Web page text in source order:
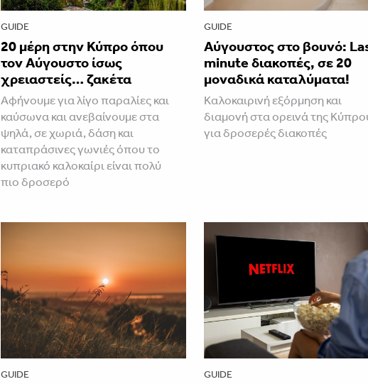
GUIDE
20 μέρη στην Κύπρο όπου
τον Αύγουστο ίσως
χρειαστείς… ζακέτα
Αφήνουμε για λίγο παραλίες και
καύσωνα και ανεβαίνουμε στα
ψηλά, σε χωριά, δάση και
καταπράσινες γωνιές όπου το
κυπριακό καλοκαίρι είναι πολύ
πιο δροσερό
GUIDE
Aύγουστος στο βουνό:
minute διακοπές, σε 20
μοναδικά καταλύματα!
Καλοκαιρινή εξόρμηση και
διαμονή στα ορεινά της
για δροσερές διακοπές
GUIDE GUIDE